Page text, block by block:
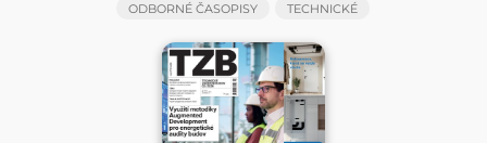
ODBORNÉ ČASOPISY TECHNICKÉ